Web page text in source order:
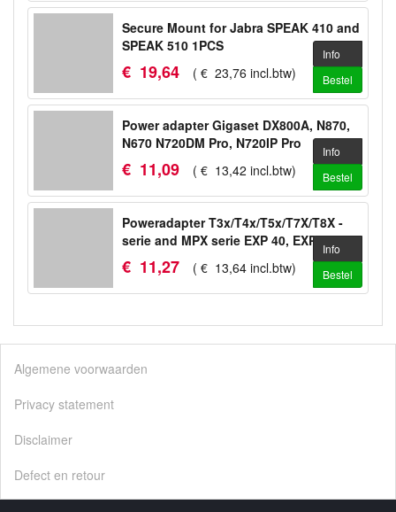
Secure Mount for Jabra SPEAK 410 and
SPEAK 510 1PCS
€ 19,64 ( € 23,76 incl.btw)
Info
Bestel
Power adapter Gigaset DX800A, N870,
N670 N720DM Pro, N720IP Pro
€ 11,09 ( € 13,42 incl.btw)
Info
Bestel
Poweradapter T3x/T4x/T5x/T7X/T8X -
serie and MPX serie EXP 40, EXP 50
€ 11,27 ( € 13,64 incl.btw)
Info
Bestel
Algemene voorwaarden
Privacy statement
Disclaimer
Defect en retour